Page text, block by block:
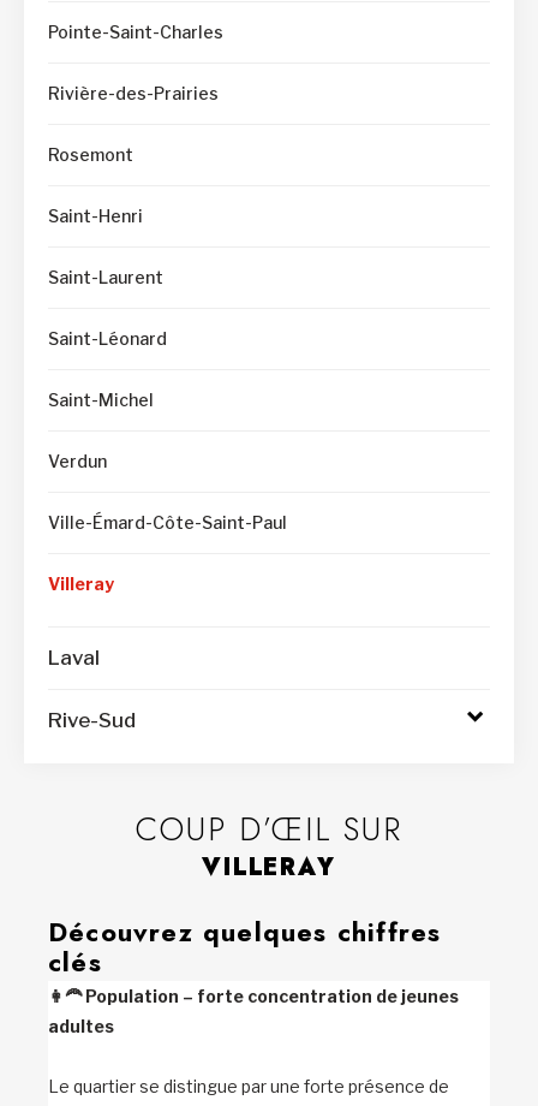
Pointe-Saint-Charles
Rivière-des-Prairies
Rosemont
Saint-Henri
Saint-Laurent
Saint-Léonard
Saint-Michel
Verdun
Ville-Émard-Côte-Saint-Paul
Villeray
Laval
Rive-Sud
Access
COUP D’ŒIL SUR
VILLERAY
Découvrez quelques chiffres
clés
👩‍🦰 Population – forte concentration de jeunes
adultes
Le quartier se distingue par une forte présence de